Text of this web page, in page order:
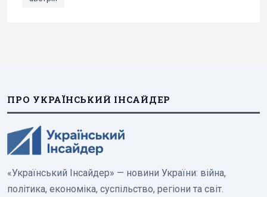
ПРО УКРАЇНСЬКИЙ ІНСАЙДЕР
«Український Інсайдер» — новини України: війна,
політика, економіка, суспільство, регіони та світ.